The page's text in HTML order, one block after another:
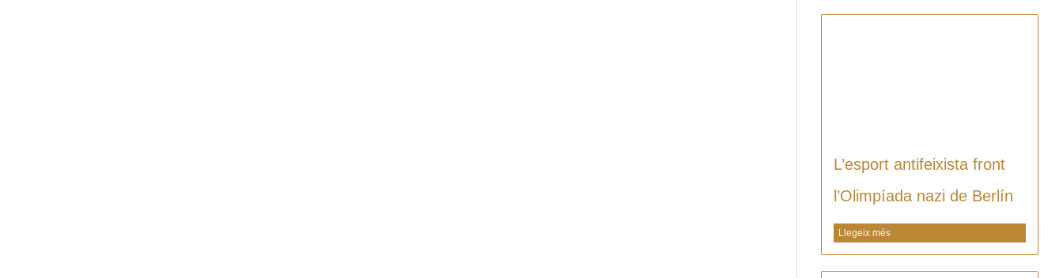
L’esport antifeixista front
l’Olimpíada nazi de Berlín
Llegeix més